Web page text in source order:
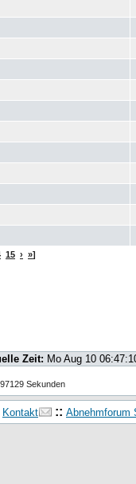
15 › »]
Zeit: Mo Aug 10
Sekunden
Kontakt :: Abnehmforum